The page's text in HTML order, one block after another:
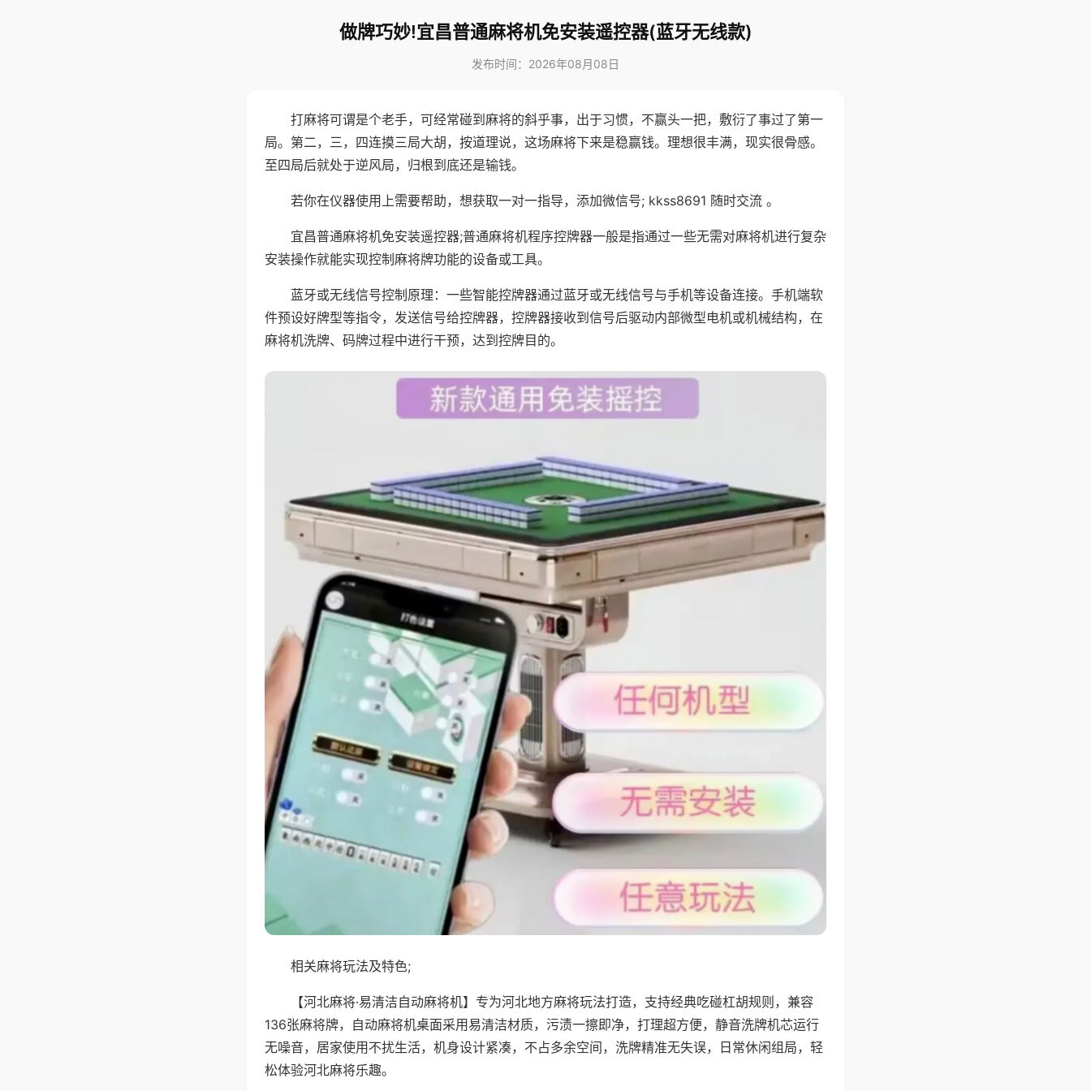
做牌巧妙!宜昌普通麻将机免安装遥控器(蓝牙无线款)
发布时间：2026年08月08日
打麻将可谓是个老手，可经常碰到麻将的斜乎事，出于习惯，不赢头一把，敷衍了事过了第一
局。第二，三，四连摸三局大胡，按道理说，这场麻将下来是稳赢钱。理想很丰满，现实很骨感。
至四局后就处于逆风局，归根到底还是输钱。
若你在仪器使用上需要帮助，想获取一对一指导，添加微信号; kkss8691 随时交流 。
宜昌普通麻将机免安装遥控器;普通麻将机程序控牌器一般是指通过一些无需对麻将机进行复杂
安装操作就能实现控制麻将牌功能的设备或工具。
蓝牙或无线信号控制原理：一些智能控牌器通过蓝牙或无线信号与手机等设备连接。手机端软
件预设好牌型等指令，发送信号给控牌器，控牌器接收到信号后驱动内部微型电机或机械结构，在
麻将机洗牌、码牌过程中进行干预，达到控牌目的。
相关麻将玩法及特色;
【河北麻将·易清洁自动麻将机】专为河北地方麻将玩法打造，支持经典吃碰杠胡规则，兼容
136张麻将牌，自动麻将机桌面采用易清洁材质，污渍一擦即净，打理超方便，静音洗牌机芯运行
无噪音，居家使用不扰生活，机身设计紧凑，不占多余空间，洗牌精准无失误，日常休闲组局，轻
松体验河北麻将乐趣。